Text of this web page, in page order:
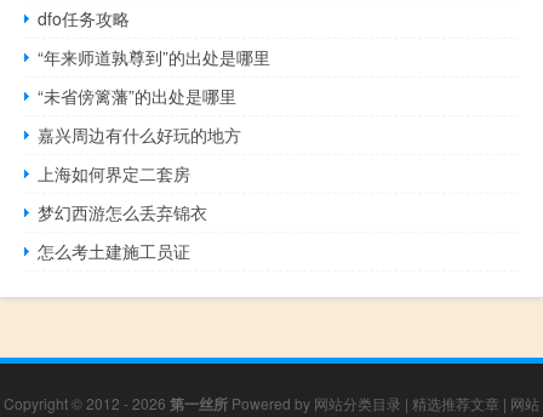
dfo任务攻略
“年来师道孰尊到”的出处是哪里
“未省傍篱藩”的出处是哪里
嘉兴周边有什么好玩的地方
上海如何界定二套房
梦幻西游怎么丢弃锦衣
怎么考土建施工员证
Copyright © 2012 - 2026 第一丝所 Powered by 网站分类目录 | 精选推荐文章 | 网站